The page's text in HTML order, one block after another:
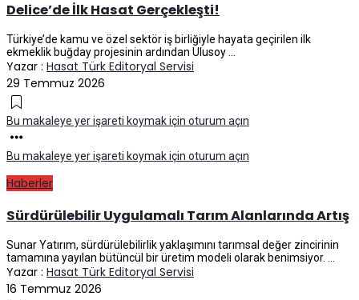
Delice’de İlk Hasat Gerçekleşti!
Türkiye’de kamu ve özel sektör iş birliğiyle hayata geçirilen ilk
ekmeklik buğday projesinin ardından Ulusoy ...
Yazar : Hasat Türk Editoryal Servisi
29 Temmuz 2026
Bu makaleye yer işareti koymak için oturum açın
Bu makaleye yer işareti koymak için oturum açın
Haberler
Sürdürülebilir Uygulamalı Tarım Alanlarında Artış
Sunar Yatırım, sürdürülebilirlik yaklaşımını tarımsal değer zincirinin
tamamına yayılan bütüncül bir üretim modeli olarak benimsiyor. ...
Yazar : Hasat Türk Editoryal Servisi
16 Temmuz 2026